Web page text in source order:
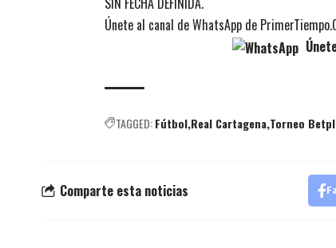
Únete al canal de WhatsApp de
TAGGED:Fútbol Real Cartagena Torneo
Comparte esta noticias